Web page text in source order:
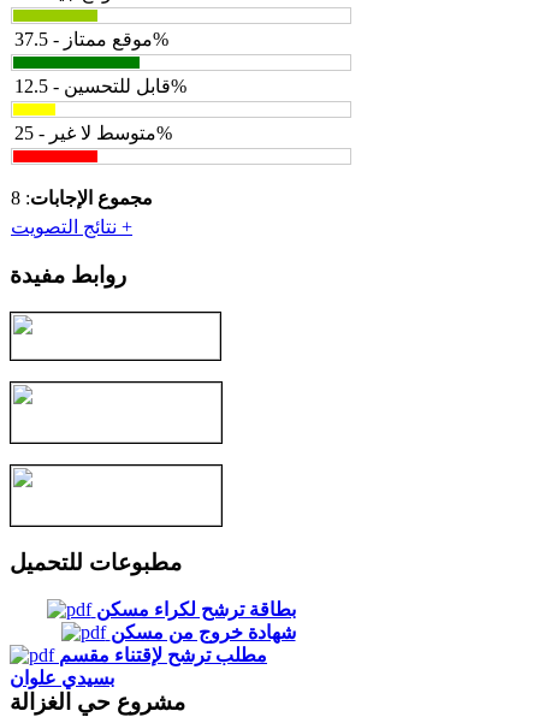
موقع ممتاز - 37.5%
قابل للتحسين - 12.5%
متوسط لا غير - 25%
مجموع الإجابات: 8
نتائج التصويت +
روابط مفيدة
مطبوعات للتحميل
بطاقة ترشح لكراء مسكن
شهادة خروج من مسكن
مطلب ترشح لإقتناء مقسم
بسيدي علوان
مشروع حي الغزالة